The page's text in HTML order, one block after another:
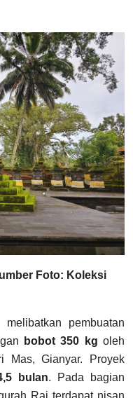
Foto: Koleksi
pembuatan
bobot 350 kg oleh
Mas, Gianyar. Proyek
bulan. Pada bagian